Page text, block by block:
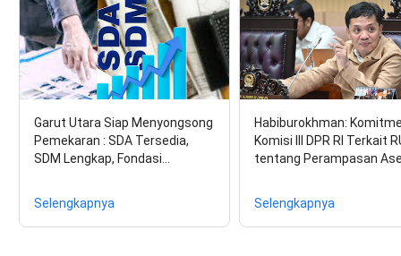
Garut Utara Siap Menyongsong
Pemekaran : SDA Tersedia,
SDM Lengkap, Fondasi…
Selengkapnya
Habiburokhman:
Komisi III DPR RI Terkait
tentang Perampasan
Selengkapnya